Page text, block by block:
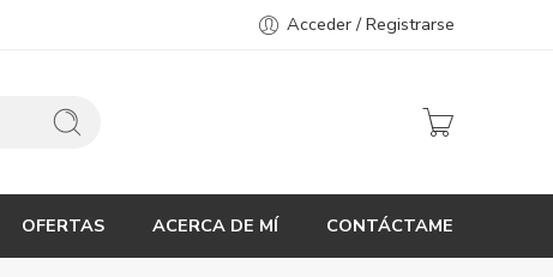
Acceder / Registrarse
OFERTAS ACERCA DE MÍ CONTÁCTAME